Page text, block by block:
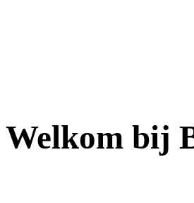
Welkom bij